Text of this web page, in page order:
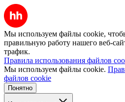
Мы используем файлы cookie,
правильную работу нашего веб-
трафик.
Правила использования файлов
Мы используем файлы cookie.
файлов cookie
Понятно